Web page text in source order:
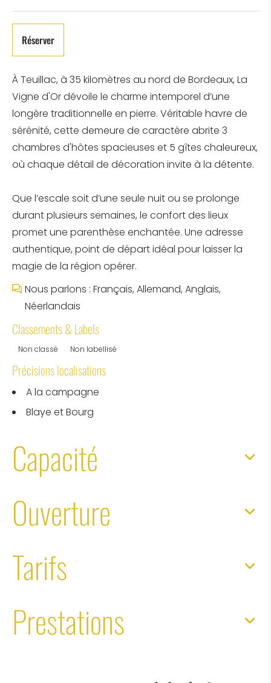
À Teuillac, à 35 kilomètres au nord de Bordeaux, La
Vigne d'Or dévoile le charme intemporel d’une
longère traditionnelle en pierre. Véritable havre de
sérénité, cette demeure de caractère abrite 3
chambres d'hôtes spacieuses et 5 gîtes chaleureux,
où chaque détail de décoration invite à la détente.
Que l’escale soit d’une seule nuit ou se prolonge
durant plusieurs semaines, le confort des lieux
promet une parenthèse enchantée. Une adresse
authentique, point de départ idéal pour laisser la
magie de la région opérer.
Nous parlons : Français, Allemand, Anglais,
Néerlandais
Classements & Labels
Non classé Non labellisé
Précisions localisations
A la campagne
Blaye et Bourg
Capacité
Ouverture
Tarifs
Prestations
Réserver